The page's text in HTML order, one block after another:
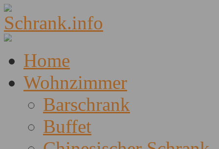
Home
Wohnzimmer
Barschrank
Buffet